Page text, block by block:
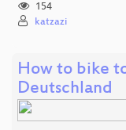
154
katzazi
How to bike
Deutschland